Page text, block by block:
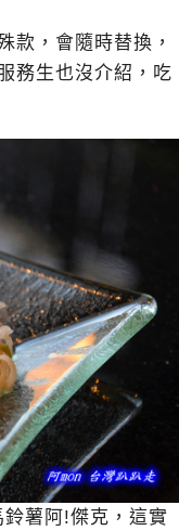
款，會隨時替換，
務生也沒介紹，吃
薯阿!傑克，這實